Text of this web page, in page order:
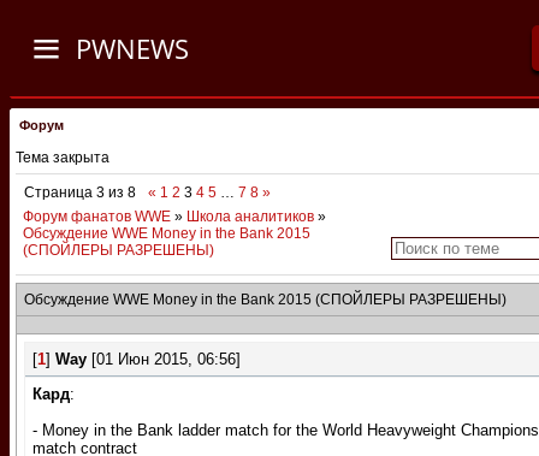
PWNEWS
Форум
Тема закрыта
Страница 3 из 8 « 1 2 3 4 5 … 7 8 »
Форум фанатов WWE » Школа аналитиков »
Обсуждение WWE Money in the Bank 2015
(СПОЙЛЕРЫ РАЗРЕШЕНЫ)
Обсуждение WWE Money in the Bank 2015 (СПОЙЛЕРЫ РАЗРЕШЕНЫ)
[1] Way [01 Июн 2015, 06:56]
Кард:
- Money in the Bank ladder match for the World Heavyweight
match contract